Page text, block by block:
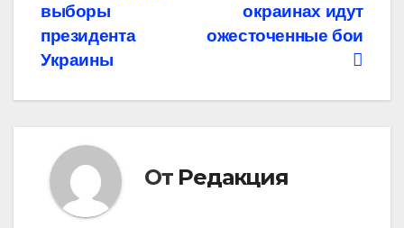
окраинах идут
ожесточенные бои
выборы
президента
Украины
От Редакция